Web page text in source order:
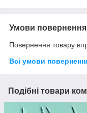
Умови повернення
Повернення товару
Всі умови
Подібні товари